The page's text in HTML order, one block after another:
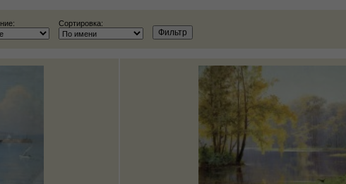
Сортировка: